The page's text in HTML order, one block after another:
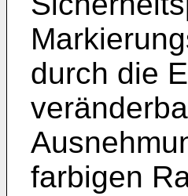
durch die
farbigen